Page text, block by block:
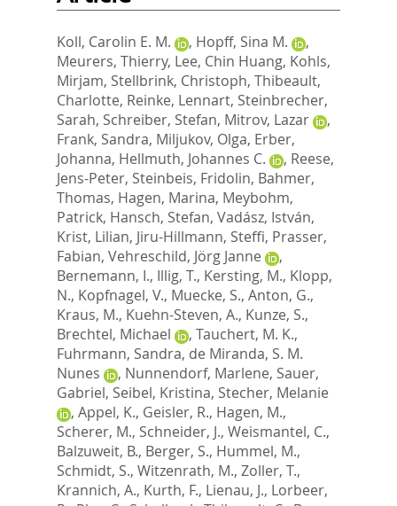
Koll, Carolin E. M. , Hopff, Sina M.
,
Meurers, Thierry, Lee, Chin Huang, Kohls,
Mirjam, Stellbrink, Christoph, Thibeault,
Charlotte, Reinke, Lennart, Steinbrecher,
Sarah, Schreiber, Stefan, Mitrov, Lazar
,
Frank, Sandra, Miljukov, Olga, Erber,
Johanna, Hellmuth, Johannes C. , Reese,
Jens-Peter, Steinbeis, Fridolin, Bahmer,
Thomas, Hagen, Marina, Meybohm,
Patrick, Hansch, Stefan, Vadász, István,
Krist, Lilian, Jiru-Hillmann, Steffi, Prasser,
Fabian, Vehreschild, Jörg Janne
,
Bernemann, I., Illig, T., Kersting, M., Klopp,
N., Kopfnagel, V., Muecke, S., Anton, G.,
Kraus, M., Kuehn-Steven, A., Kunze, S.,
Brechtel, Michael
, Tauchert, M. K.,
Fuhrmann, Sandra, de Miranda, S. M.
Nunes
, Nunnendorf, Marlene, Sauer,
Gabriel, Seibel, Kristina, Stecher, Melanie
, Appel, K., Geisler, R., Hagen, M.,
Scherer, M., Schneider, J., Weismantel, C.,
Balzuweit, B., Berger, S., Hummel, M.,
Schmidt, S., Witzenrath, M., Zoller, T.,
Krannich, A., Kurth, F., Lienau, J., Lorbeer,